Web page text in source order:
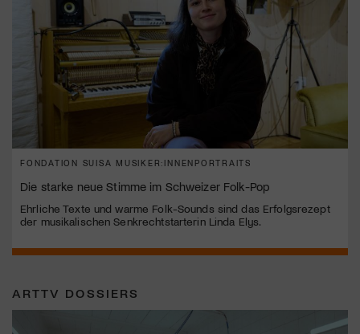
FONDATION SUISA MUSIKER:INNENPORTRAITS
Die starke neue Stimme im Schweizer Folk-Pop
Ehrliche Texte und warme Folk-Sounds sind das Erfolgsrezept
der musikalischen Senkrechtstarterin Linda Elys.
ARTTV DOSSIERS